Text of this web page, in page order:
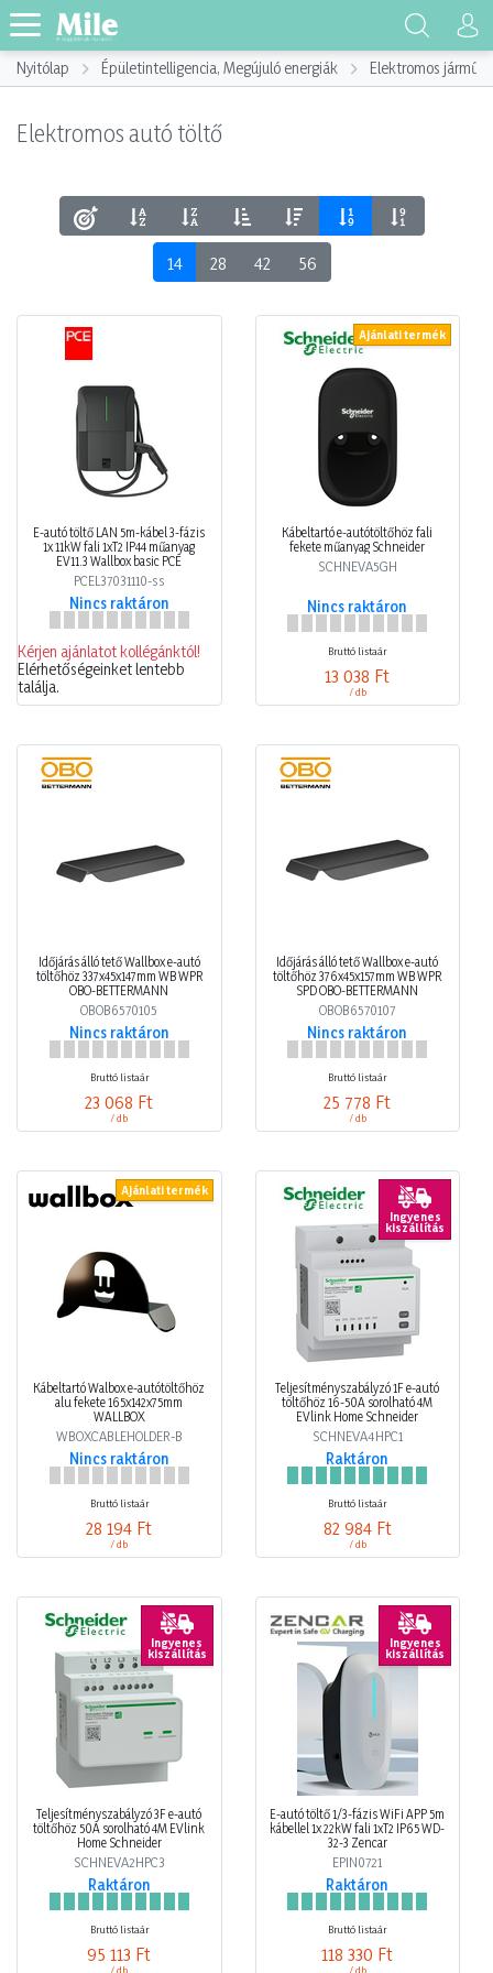
Nyitólap Épületintelligencia, Megújuló energiák Elektromos jármű,
Elektromos autó töltő
14 28 42 56
E-autó töltő LAN 5m-kábel 3-fázis
1x 11kW fali 1xT2 IP44 műanyag
EV11.3 Wallbox basic PCE
PCEL37031110-ss
Nincs raktáron
Kérjen ajánlatot kollégánktól!
Elérhetőségeinket lentebb
találja.
Ajánlati termék
Kábeltartó e-autótöltőhöz fali
fekete műanyag Schneider
SCHNEVA5GH
Nincs raktáron
Bruttó listaár
13 038 Ft
/ db
Időjárás álló tető Wallbox e-autó
töltőhöz 337x45x147mm WB WPR
OBO-BETTERMANN
OBOB6570105
Nincs raktáron
Bruttó listaár
23 068 Ft
/ db
Időjárás álló tető Wallbox e-autó
töltőhöz 376x45x157mm WB WPR
SPD OBO-BETTERMANN
OBOB6570107
Nincs raktáron
Bruttó listaár
25 778 Ft
/ db
Ajánlati termék
Kábeltartó Walbox e-autótöltőhöz
alu fekete 165x142x75mm
WALLBOX
WBOXCABLEHOLDER-B
Nincs raktáron
Bruttó listaár
28 194 Ft
/ db
Ingyenes
kiszállítás
Teljesítményszabályzó 1F e-autó
töltőhöz 16-50A sorolható 4M
EVlink Home Schneider
SCHNEVA4HPC1
Raktáron
Bruttó listaár
82 984 Ft
/ db
Ingyenes
kiszállítás
Teljesítményszabályzó 3F e-autó
töltőhöz 50A sorolható 4M EVlink
Home Schneider
SCHNEVA2HPC3
Raktáron
Bruttó listaár
95 113 Ft
/ db
Ingyenes
kiszállítás
E-autó töltő 1/3-fázis WiFi APP 5m
kábellel 1x 22kW fali 1xT2 IP65 WD-
32-3 Zencar
EPIN0721
Raktáron
Bruttó listaár
118 330 Ft
/ db